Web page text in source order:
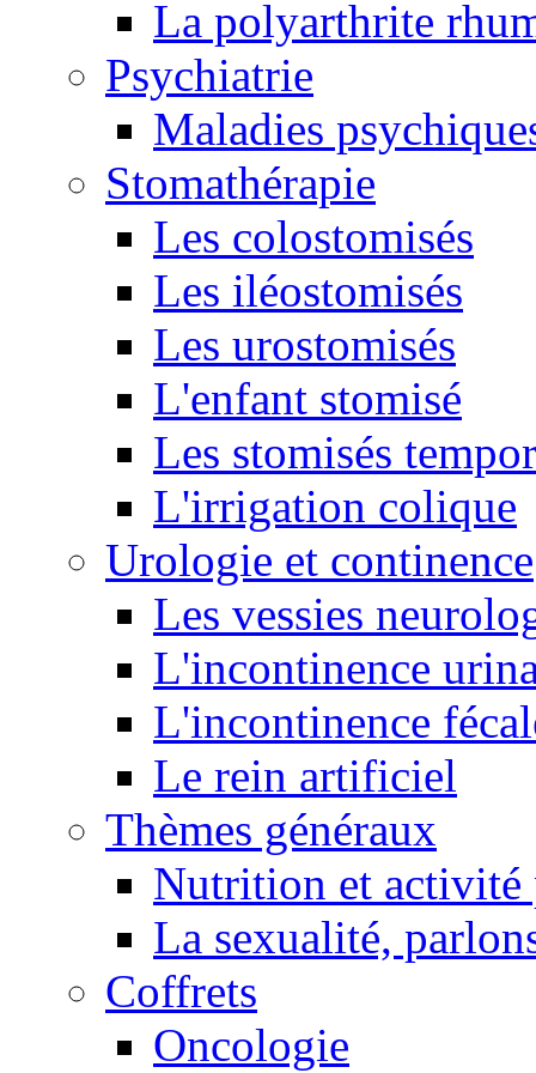
La polyarthrite
Psychiatrie
Maladies
Stomathérapie
Les colostomisés
Les iléostomisés
Les urostomisés
L'enfant stomisé
Les stomisés
L'irrigation colique
Urologie et continence
Les vessies
L'incontinence
L'incontinence
Le rein artificiel
Thèmes généraux
Nutrition et activité
La sexualité,
Coffrets
Oncologie